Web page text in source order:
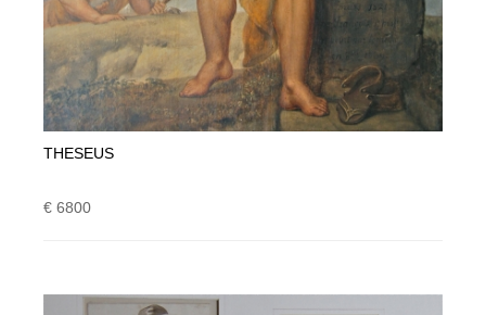
THESEUS
€ 6800